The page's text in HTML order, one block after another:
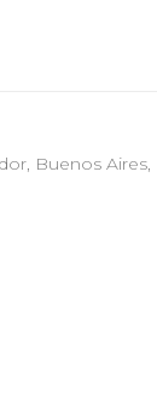
Buenos Aires,